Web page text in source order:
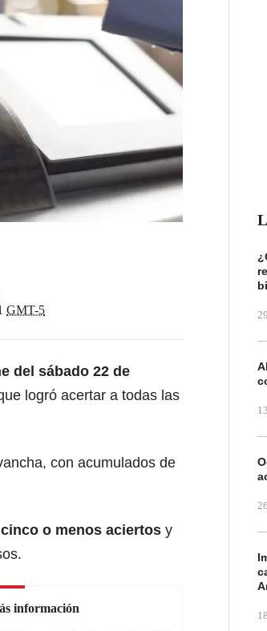
GMT-5
del sábado 22 de
logró acertar a todas las
con acumulados de
o menos aciertos y
información